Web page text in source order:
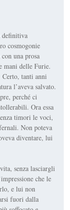
definitiva
cosmogonie
una prosa
mani delle Furie.
Certo, tanti anni
l’aveva salvato.
perché ci
Ora essa
timori le voci,
Non poteva
diventare,lui
senza la­sciargli
che le
e lui non
fuori dalla